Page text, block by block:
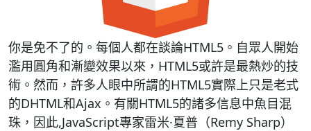
你是免不了的。每個人都在談論HTML5。自眾人開始
濫用圓角和漸變效果以來，HTML5或許是最熱炒的技
術。然而，許多人眼中所謂的HTML5實際上只是老式
的DHTML和Ajax。有關HTML5的諸多信息中魚目混
珠，因此,JavaScript專家雷米·夏普（Remy Sharp）